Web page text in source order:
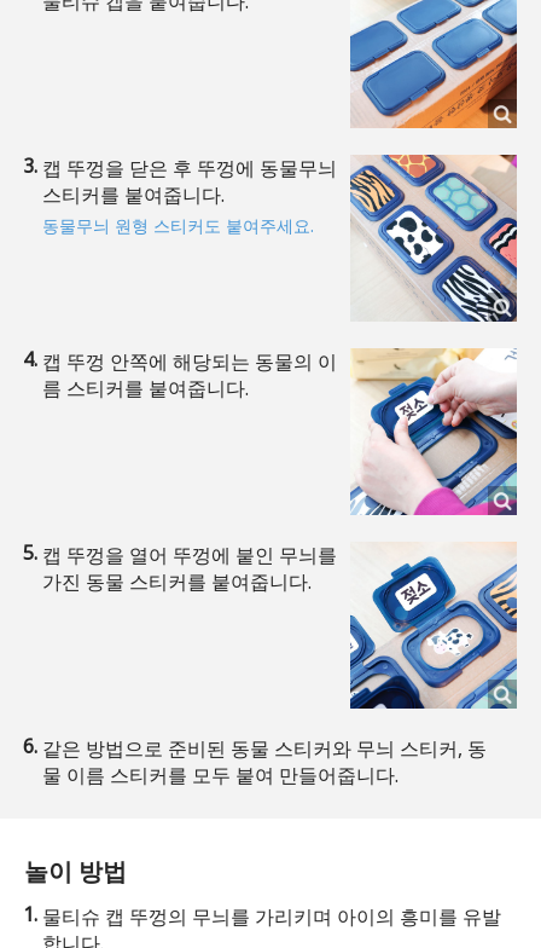
캡 뚜껑을 닫은 후 뚜껑에 동물무늬
스티커를 붙여줍니다.
동물무늬 원형 스티커도 붙여주세요.
캡 뚜껑 안쪽에 해당되는 동물의 이
름 스티커를 붙여줍니다.
캡 뚜껑을 열어 뚜껑에 붙인 무늬를
가진 동물 스티커를 붙여줍니다.
같은 방법으로 준비된 동물 스티커와 무늬 스티커, 동
물 이름 스티커를 모두 붙여 만들어줍니다.
놀이 방법
물티슈 캡 뚜껑의 무늬를 가리키며 아이의 흥미를 유발